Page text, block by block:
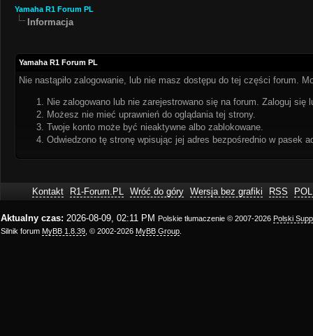
Yamaha R1 Forum PL
Informacja
Yamaha R1 Forum PL
Nie nastąpiło zalogowanie, lub nie masz dostępu do tej części forum.
Nie zalogowano lub nie zarejestrowano się na forum. Zaloguj się
Możesz nie mieć uprawnień do oglądania tej strony.
Twoje konto może być nieaktywne albo zablokowane.
Odwiedzono tę stronę wpisując jej adres bezpośrednio w pasek
Kontakt R1-Forum.PL Wróć do góry Wersja bez grafiki RSS
Aktualny czas: 2026-08-09, 02:11 PM Polskie tłumaczenie © 2007-2026 Polski
Silnik forum MyBB 1.8.39 , © 2002-2026 MyBB Group